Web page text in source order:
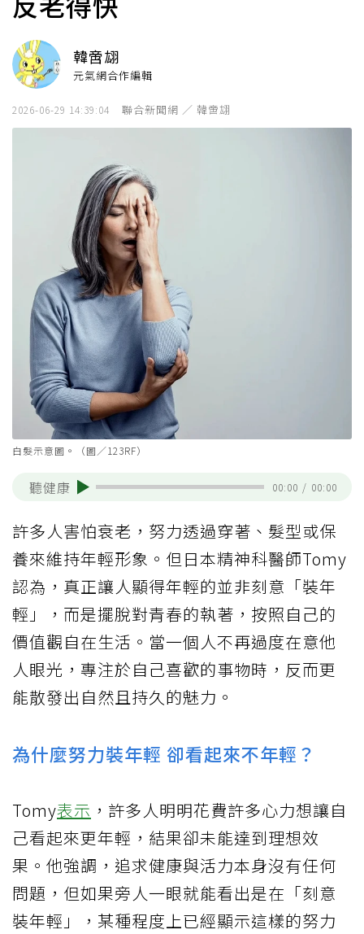
韓啻翃
元氣網合作編輯
2026-06-29 14:39:04 聯合新聞網 ／ 韓啻翃
白髮示意圖。（圖／123RF）
聽健康 00:00 / 00:00
許多人害怕衰老，努力透過穿著、髮型或保
養來維持年輕形象。但日本精神科醫師Tomy
認為，真正讓人顯得年輕的並非刻意「裝年
輕」，而是擺脫對青春的執著，按照自己的
價值觀自在生活。當一個人不再過度在意他
人眼光，專注於自己喜歡的事物時，反而更
能散發出自然且持久的魅力。
為什麼努力裝年輕 卻看起來不年輕？
Tomy表示 ，許多人明明花費許多心力想讓自
己看起來更年輕，結果卻未能達到理想效
果。他強調，追求健康與活力本身沒有任何
問題，但如果旁人一眼就能看出是在「刻意
裝年輕」，某種程度上已經顯示這樣的努力